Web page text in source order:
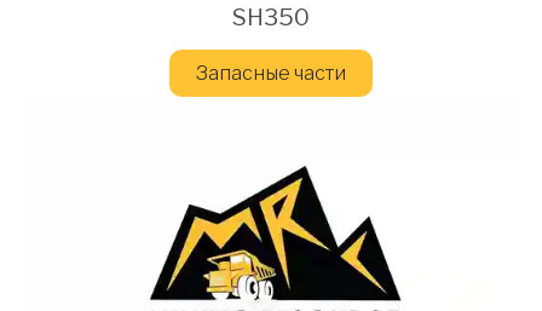
SH350
Запасные части